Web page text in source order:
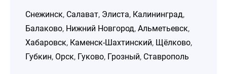
Снежинск, Салават, Элиста, Калининград,
Балаково, Нижний Новгород, Альметьевск,
Хабаровск, Каменск-Шахтинский, Щёлково,
Губкин, Орск, Гуково, Грозный, Ставрополь